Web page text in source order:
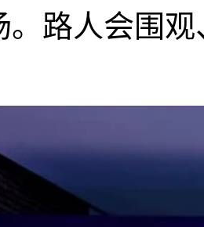
。路人会围